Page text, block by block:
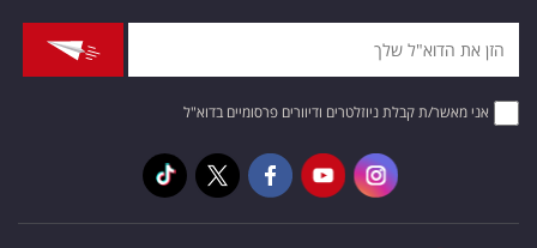
אני מאשר/ת קבלת ניוזלטרים ודיוורים פרסומיים בדוא"ל